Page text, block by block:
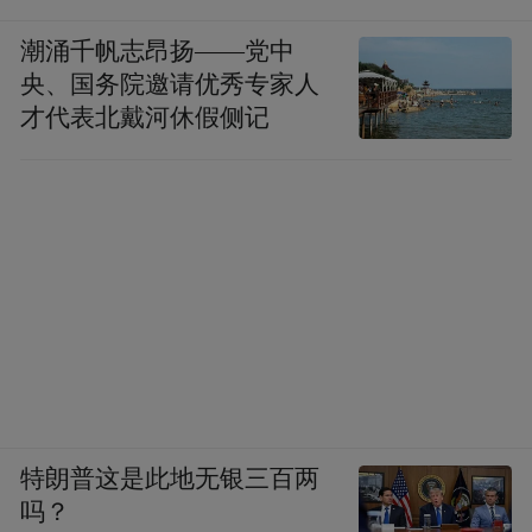
潮涌千帆志昂扬——党中
央、国务院邀请优秀专家人
才代表北戴河休假侧记
特朗普这是此地无银三百两
吗？